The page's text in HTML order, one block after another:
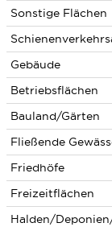
Sonstige Flächen
Gebäude
Betriebsflächen
Bauland/Gärten
Fließende
Friedhöfe
Freizeitflächen
Halden/